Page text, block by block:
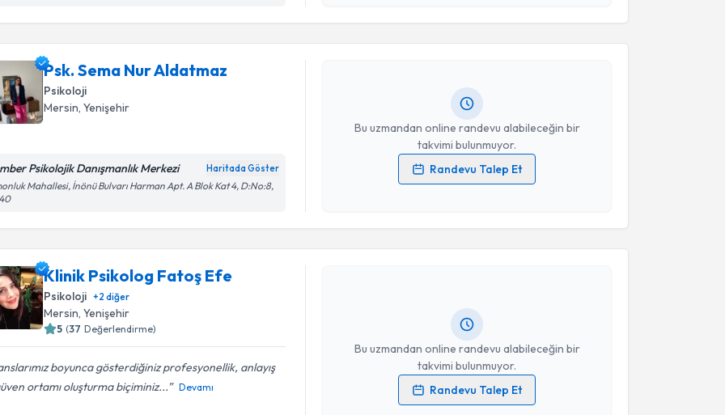
Psk. Sema Nur Aldatmaz
Psikoloji
Mersin, Yenişehir
Psikolojik Danışmanlık Merkezi Haritada Göster
Mahallesi, İnönü Bulvarı Harman Apt. A Blok Kat 4, D:No:8,
Bu uzmandan online randevu alabileceğin bir
takvimi bulunmuyor.
Randevu Talep Et
Psk. Sema Nur Aldatmaziçin randevu takvimi talebi oluşturun.
Size bu uzmandan randevu almanız için bir takvim
Kişisel verilerimin işlenmesine ilişkinAydınlatma Metni
Klinik Psikolog Fatoş Efe
Psikoloji +2 diğer
Mersin, Yenişehir
5 (37 Değerlendirme)
boyunca gösterdiğiniz profesyonellik, anlayış
ortamı oluşturma biçiminiz...
Devamı
Bu uzmandan online randevu alabileceğin bir
takvimi bulunmuyor.
Randevu Talep Et
Randevu Takvimi Talebi
Kişisel verilerimin işlenmesine ilişkinAydınlatma Metni